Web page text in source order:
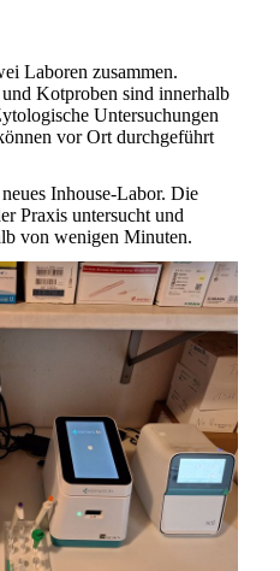
Laboren zusammen.
Kotproben sind innerhalb
Untersuchungen
vor Ort durchgeführt
Inhouse-Labor. Die
Praxis untersucht und
von wenigen Minuten.